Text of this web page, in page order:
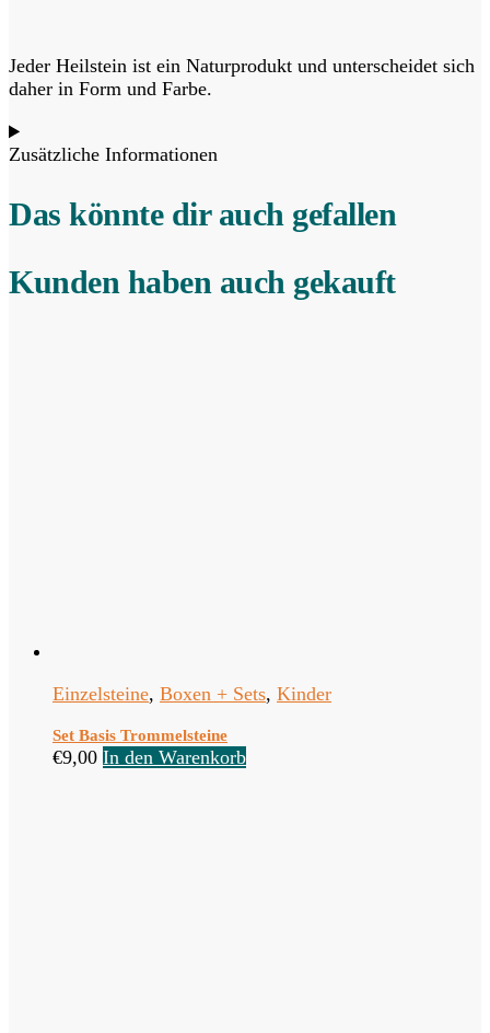
Jeder Heilstein ist ein Naturprodukt und unterscheidet sich
daher in Form und Farbe.
Zusätzliche Informationen
Das könnte dir auch gefallen
Kunden haben auch gekauft
Einzelsteine, Boxen + Sets, Kinder
Set Basis Trommelsteine
€9,00 In den Warenkorb